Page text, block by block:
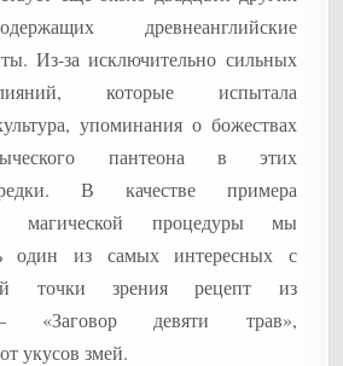
древнеанглийские
Из-за исключительно сильных
которые испытала
упоминания о божествах
пантеона в этих
В качестве примера
магической процедуры мы
один из самых интересных с
точки зрения рецепт из
«Заговор девяти трав»,
укусов змей.